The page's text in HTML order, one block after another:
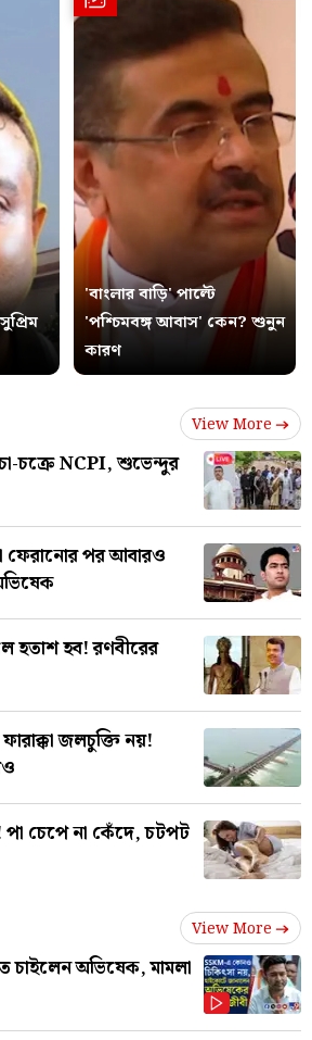
'বাংলার বাড়ি' পাল্টে
'পশ্চিমবঙ্গ আবাস' কেন? শুনুন
কারণ
View More
চা-চক্রে NCPI, শুভেন্দুর
ফেরানোর পর আবারও
হতাশ হব! রণবীরের
জলচুক্তি নয়!
পা চেপে না কেঁদে, চটপট
View More
চাইলেন অভিষেক, মামলা